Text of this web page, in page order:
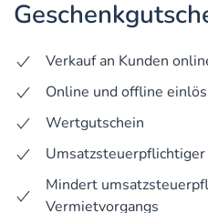
Verkauf an Kunden
Online und offline
Wertgutschein
Umsatzsteuerpflichtiger
Mindert
Vermietvorgangs